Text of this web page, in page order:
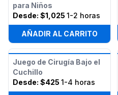
para Niños
Desde: $1,025 1-2 horas
AÑADIR AL CARRITO
Juego de Cirugía Bajo el
Cuchillo
Desde: $425 1-4 horas